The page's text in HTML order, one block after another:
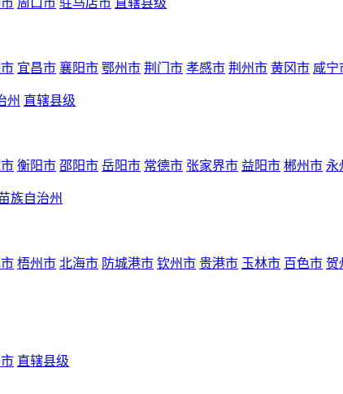
周口市 驻马店市 直辖县级
宜昌市 襄阳市 鄂州市 荆门市 孝感市 荆州市 黄冈市 咸宁
州 直辖县级
衡阳市 邵阳市 岳阳市 常德市 张家界市 益阳市 郴州市 永
族自治州
梧州市 北海市 防城港市 钦州市 贵港市 玉林市 百色市 贺
直辖县级